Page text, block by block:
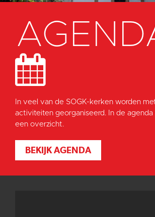
In veel van de SOGK-kerken worden
activiteiten georganiseerd. In de
een overzicht.
BEKIJK AGENDA